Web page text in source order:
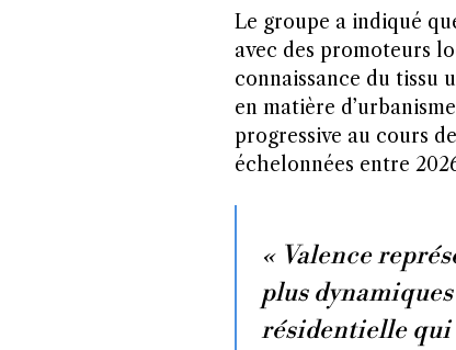
Le groupe a indiqué
avec des promoteurs
connaissance du tissu
en matière
progressive au cours
échelonnées entre
« Valence
plus dynamiques
résidentielle qui